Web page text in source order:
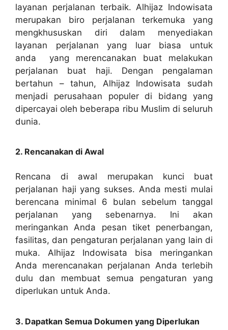
layanan perjalanan terbaik. Alhijaz Indowisata
merupakan biro perjalanan terkemuka yang
mengkhususkan diri dalam menyediakan
layanan perjalanan yang luar biasa untuk
anda yang merencanakan buat melakukan
perjalanan buat haji. Dengan pengalaman
bertahun – tahun, Alhijaz Indowisata sudah
menjadi perusahaan populer di bidang yang
dipercayai oleh beberapa ribu Muslim di seluruh
dunia.
2. Rencanakan di Awal
Rencana di awal merupakan kunci buat
perjalanan haji yang sukses. Anda mesti mulai
berencana minimal 6 bulan sebelum tanggal
perjalanan yang sebenarnya. Ini akan
meringankan Anda pesan tiket penerbangan,
fasilitas, dan pengaturan perjalanan yang lain di
muka. Alhijaz Indowisata bisa meringankan
Anda merencanakan perjalanan Anda terlebih
dulu dan membuat semua pengaturan yang
diperlukan untuk Anda.
3. Dapatkan Semua Dokumen yang Diperlukan